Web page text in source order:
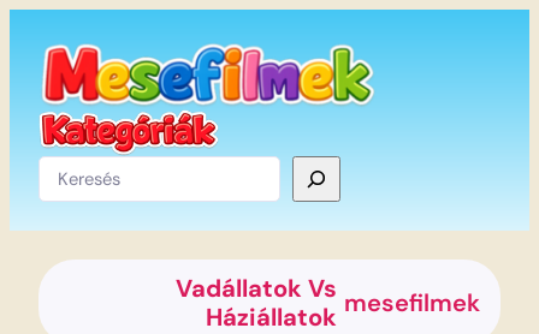
tartalomhoz
Keresés
Vadállatok Vs
Háziállatok mesefilmek